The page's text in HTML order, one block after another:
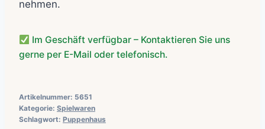
nehmen.
Im Geschäft verfügbar – Kontaktieren Sie uns
gerne per E-Mail oder telefonisch.
Artikelnummer: 5651
Kategorie: Spielwaren
Schlagwort: Puppenhaus